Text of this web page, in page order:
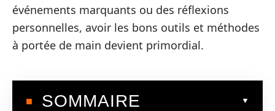
événements marquants ou des réflexions
personnelles, avoir les bons outils et méthodes
à portée de main devient primordial.
SOMMAIRE